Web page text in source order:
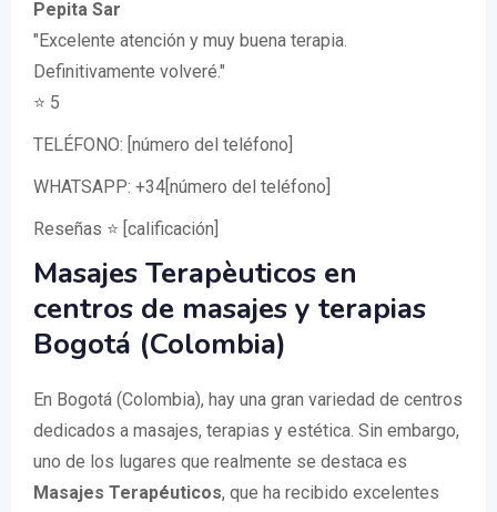
Pepita Sar
"Excelente atención y muy buena terapia.
Definitivamente volveré."
⭐ 5
TELÉFONO: [número del teléfono]
WHATSAPP: +34[número del teléfono]
Reseñas ⭐ [calificación]
Masajes Terapèuticos en
centros de masajes y terapias
Bogotá (Colombia)
En Bogotá (Colombia), hay una gran variedad de centros
dedicados a masajes, terapias y estética. Sin embargo,
uno de los lugares que realmente se destaca es
Masajes Terapéuticos, que ha recibido excelentes